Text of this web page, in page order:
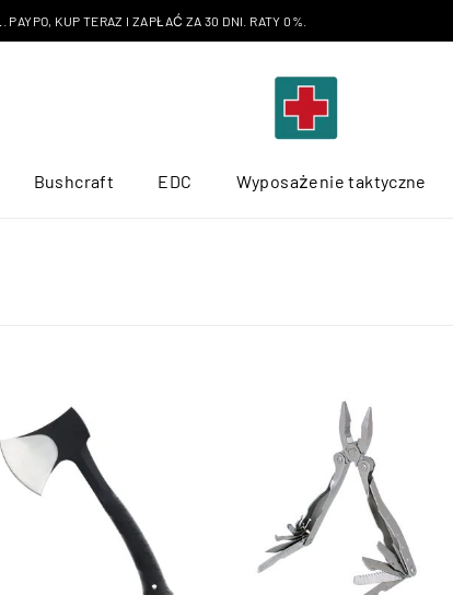
KUP TERAZ I ZAPŁAĆ ZA 30 DNI. RATY 0%.
Bushcraft EDC Wyposażenie taktyczne